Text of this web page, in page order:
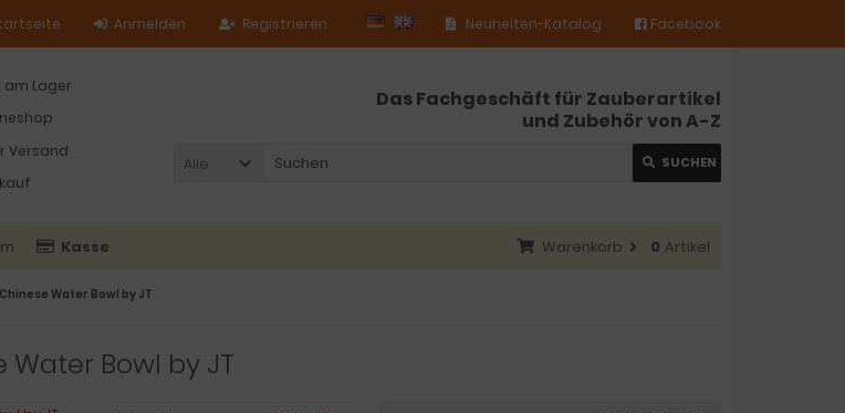
Facebook
Neuheiten-Katalog
Registrieren
Anmelden
am Lager
Versand
Das Fachgeschäft für Zauberartikel
und Zubehör von A-Z
Alle SUCHEN
Kasse Warenkorb 0 Artikel
Water Bowl by JT
Water Bowl by JT